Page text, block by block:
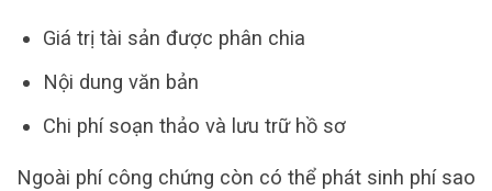
Giá trị tài sản được phân chia
Nội dung văn bản
Chi phí soạn thảo và lưu trữ hồ sơ
Ngoài phí công chứng còn có thể phát sinh phí sao